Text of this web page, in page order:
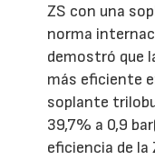
ZS con una
norma
demostró que
más eficiente
soplante
39,7% a 0,9
eficiencia de la